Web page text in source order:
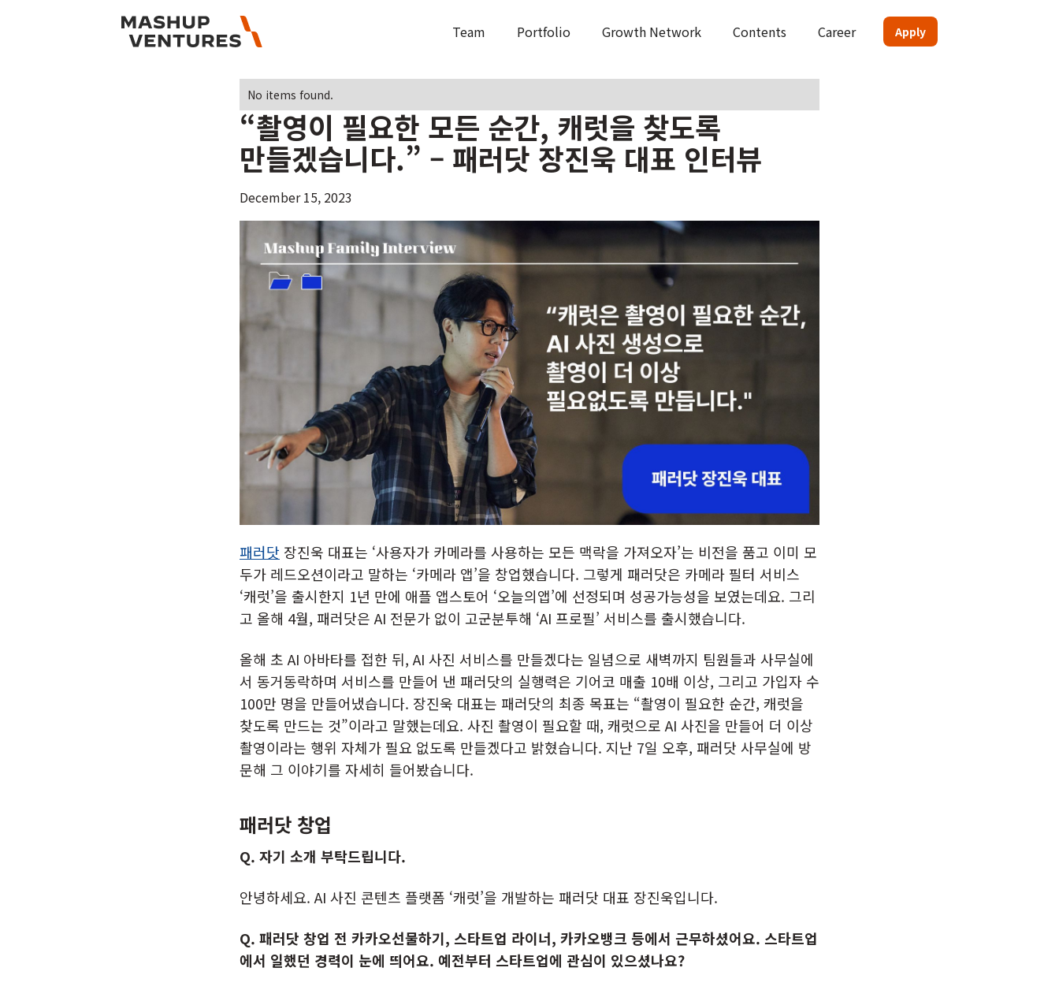
Team Portfolio Growth Network Contents Career Apply
No items found.
“촬영이 필요한 모든 순간, 캐럿을 찾도록
만들겠습니다.” – 패러닷 장진욱 대표 인터뷰
December 15, 2023
패러닷 장진욱 대표는 ‘사용자가 카메라를 사용하는 모든 맥락을 가져오자’는 비전을 품고 이미 모
두가 레드오션이라고 말하는 ‘카메라 앱’을 창업했습니다. 그렇게 패러닷은 카메라 필터 서비스
‘캐럿’을 출시한지 1년 만에 애플 앱스토어 ‘오늘의앱’에 선정되며 성공가능성을 보였는데요. 그리
고 올해 4월, 패러닷은 AI 전문가 없이 고군분투해 ‘AI 프로필’ 서비스를 출시했습니다.
올해 초 AI 아바타를 접한 뒤, AI 사진 서비스를 만들겠다는 일념으로 새벽까지 팀원들과 사무실에
서 동거동락하며 서비스를 만들어 낸 패러닷의 실행력은 기어코 매출 10배 이상, 그리고 가입자 수
100만 명을 만들어냈습니다. 장진욱 대표는 패러닷의 최종 목표는 “촬영이 필요한 순간, 캐럿을
찾도록 만드는 것”이라고 말했는데요. 사진 촬영이 필요할 때, 캐럿으로 AI 사진을 만들어 더 이상
촬영이라는 행위 자체가 필요 없도록 만들겠다고 밝혔습니다. 지난 7일 오후, 패러닷 사무실에 방
문해 그 이야기를 자세히 들어봤습니다.
패러닷 창업
Q. 자기 소개 부탁드립니다.
안녕하세요. AI 사진 콘텐츠 플랫폼 ‘캐럿’을 개발하는 패러닷 대표 장진욱입니다.
Q. 패러닷 창업 전 카카오선물하기, 스타트업 라이너, 카카오뱅크 등에서 근무하셨어요. 스타트업
에서 일했던 경력이 눈에 띄어요. 예전부터 스타트업에 관심이 있으셨나요?